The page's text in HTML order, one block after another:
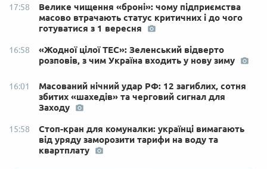
17:58
Велике чищення «броні»: чому підприємства
масово втрачають статус критичних і до чого
готуватися з 1 вересня
16:58
«Жодної цілої ТЕС»: Зеленський відверто
розповів, з чим Україна входить у нову зиму
16:01
Масований нічний удар РФ: 12 загиблих, сотня
збитих «шахедів» та черговий сигнал для
Заходу
15:58
Стоп-кран для комуналки: українці вимагають
від уряду заморозити тарифи на воду та
квартплату